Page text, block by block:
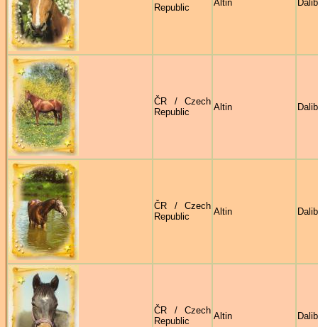
Republic
Altin
ČR / Czech
Republic
Altin
ČR / Czech
Republic
Altin
ČR / Czech
Republic
Altin